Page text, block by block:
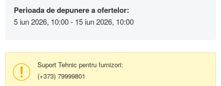
Perioada de depunere a ofertelor:
5 iun 2026, 10:00 - 15 iun 2026, 10:00
Suport Tehnic pentru furnizori:
(+373) 79999801